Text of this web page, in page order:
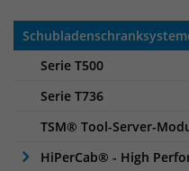
Serie T500
Serie T736
TSM® Tool-Server-
HiPerCab® - High